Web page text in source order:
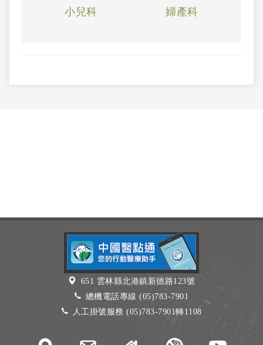
小兒科 婦產科
651 雲林縣北港鎮新德路123號
總機電話專線 (05)783-7901
人工掛號服務 (05)783-7901轉1108